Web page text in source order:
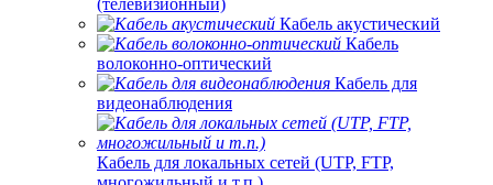
(телевизионный)
Кабель акустический
Кабель
волоконно-оптический
Кабель для
видеонаблюдения
Кабель для локальных сетей (UTP, FTP,